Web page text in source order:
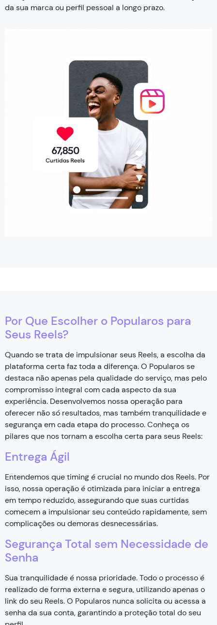
da sua marca ou perfil pessoal a longo prazo.
Por Que Escolher o Popularos para
Seus Reels?
Quando se trata de impulsionar seus Reels, a escolha da
plataforma certa faz toda a diferença. O Popularos se
destaca não apenas pela qualidade do serviço, mas pelo
compromisso integral com cada aspecto da sua
experiência. Desenvolvemos nossa operação para
oferecer não só resultados, mas também tranquilidade e
segurança em cada etapa do processo. Conheça os
pilares que nos tornam a escolha certa para seus Reels:
Entrega Ágil
Entendemos que timing é crucial no mundo dos Reels. Por
isso, nossa operação é otimizada para iniciar a entrega
em tempo reduzido, assegurando que suas curtidas
comecem a impulsionar seu conteúdo rapidamente, sem
complicações ou demoras desnecessárias.
Segurança Total sem Necessidade de
Senha
Sua tranquilidade é nossa prioridade. Todo o processo é
realizado de forma externa e segura, utilizando apenas o
link do seu Reels. O Popularos nunca solicita ou acessa a
senha da sua conta, garantindo a proteção total do seu